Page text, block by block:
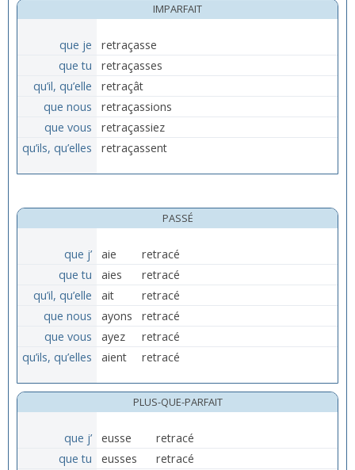
IMPARFAIT
que je
retraçasse
que tu
retraçasses
qu’il, qu’elle
retraçât
que nous
retraçassions
que vous
retraçassiez
qu’ils, qu’elles
retraçassent
PASSÉ
que j’ aie
retracé
que tu
aies
retracé
qu’il, qu’elle
ait
retracé
que nous
ayons
retracé
que vous
ayez
retracé
qu’ils, qu’elles
aient retracé
PLUS-QUE-PARFAIT
que j’ eusse
retracé
que tu
eusses
retracé